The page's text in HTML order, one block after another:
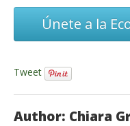
Únete a la
Tweet
Author: Chiara